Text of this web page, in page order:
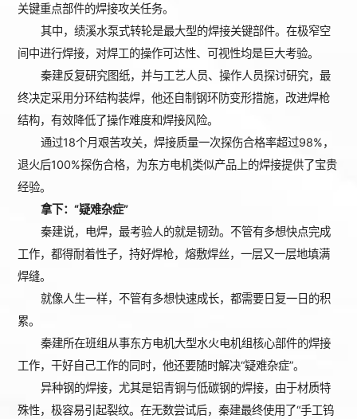
关键重点部件的焊接攻关任务。
其中，绩溪水泵式转轮是最大型的焊接关键部件。在极窄空
间中进行焊接，对焊工的操作可达性、可视性均是巨大考验。
秦建反复研究图纸，并与工艺人员、操作人员探讨研究，最
终决定采用分环结构装焊，他还自制钢环防变形措施，改进焊枪
结构，有效降低了操作难度和焊接风险。
通过18个月艰苦攻关，焊接质量一次探伤合格率超过98%，
退火后100%探伤合格，为东方电机类似产品上的焊接提供了宝贵
经验。
拿下：“疑难杂症”
秦建说，电焊，最考验人的就是韧劲。不管有多想快点完成
工作，都得耐着性子，持好焊枪，熔敷焊丝，一层又一层地填满
焊缝。
就像人生一样，不管有多想快速成长，都需要日复一日的积
累。
秦建所在班组从事东方电机大型水火电机组核心部件的焊接
工作，干好自己工作的同时，他还要随时解决“疑难杂症”。
异种钢的焊接，尤其是铝青铜与低碳钢的焊接，由于材质特
殊性，极容易引起裂纹。在无数尝试后，秦建最终使用了“手工钨